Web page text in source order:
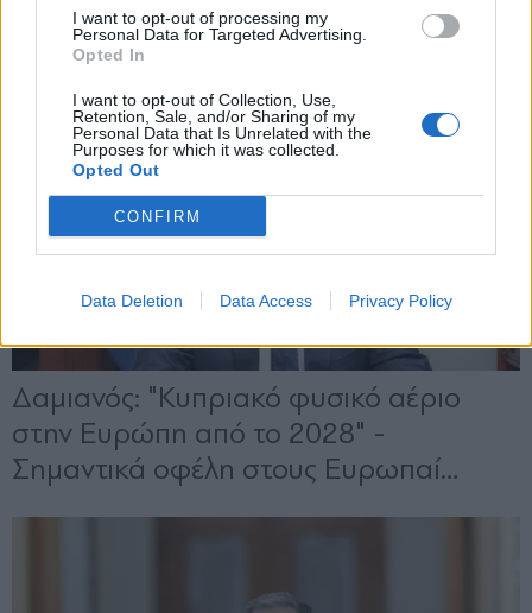
I want to opt-out of processing my
Personal Data for Targeted Advertising.
Opted In
I want to opt-out of Collection, Use,
Retention, Sale, and/or Sharing of my
Personal Data that Is Unrelated with the
Purposes for which it was collected.
Opted Out
CONFIRM
Data Deletion Data Access Privacy Policy
X